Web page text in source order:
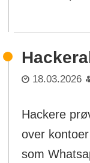
18.03.2026
Hackere
over
som